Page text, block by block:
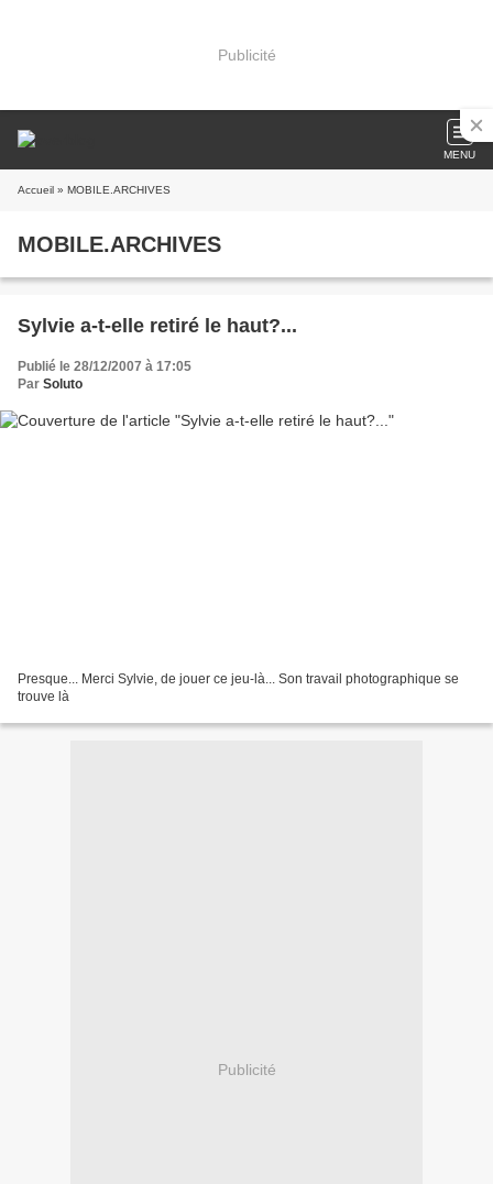
Publicité
MENU
Accueil » MOBILE.ARCHIVES
MOBILE.ARCHIVES
Sylvie a-t-elle retiré le haut?...
Publié le 28/12/2007 à 17:05
Par Soluto
Presque... Merci Sylvie, de jouer ce jeu-là... Son travail photographique se
trouve là
Publicité